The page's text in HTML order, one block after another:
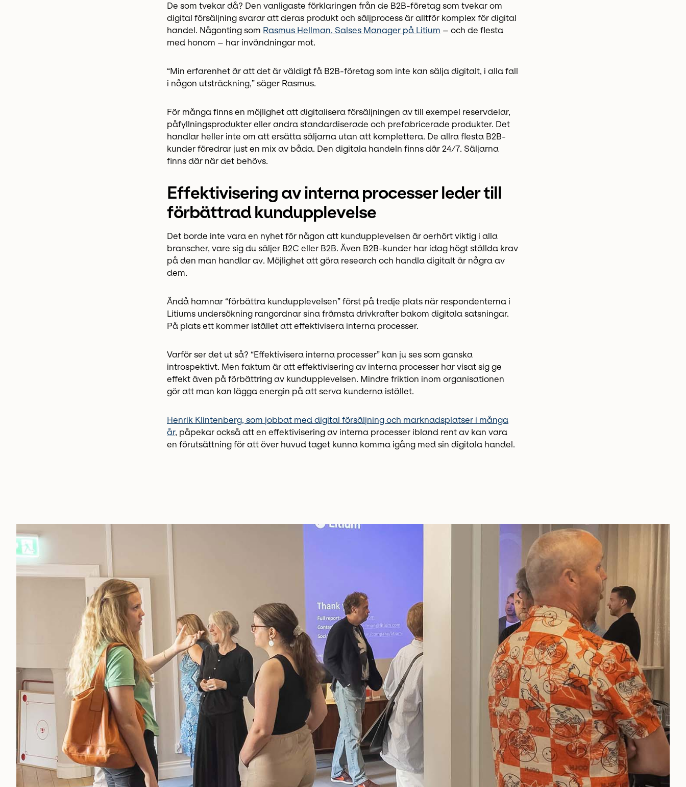
De som tvekar då? Den vanligaste förklaringen från de B2B-företag som tvekar om
digital försäljning svarar att deras produkt och säljprocess är alltför komplex för digital
handel. Någonting som Rasmus Hellman, Salses Manager på Litium – och de flesta
med honom – har invändningar mot.
“Min erfarenhet är att det är väldigt få B2B-företag som inte kan sälja digitalt, i alla fall
i någon utsträckning,” säger Rasmus.
För många finns en möjlighet att digitalisera försäljningen av till exempel reservdelar,
påfyllningsprodukter eller andra standardiserade och prefabricerade produkter. Det
handlar heller inte om att ersätta säljarna utan att komplettera. De allra flesta B2B-
kunder föredrar just en mix av båda. Den digitala handeln finns där 24/7. Säljarna
finns där när det behövs.
Effektivisering av interna processer leder till
förbättrad kundupplevelse
Det borde inte vara en nyhet för någon att kundupplevelsen är oerhört viktig i alla
branscher, vare sig du säljer B2C eller B2B. Även B2B-kunder har idag högt ställda krav
på den man handlar av. Möjlighet att göra research och handla digitalt är några av
dem.
Ändå hamnar “förbättra kundupplevelsen” först på tredje plats när respondenterna i
Litiums undersökning rangordnar sina främsta drivkrafter bakom digitala satsningar.
På plats ett kommer istället att effektivisera interna processer.
Varför ser det ut så? “Effektivisera interna processer” kan ju ses som ganska
introspektivt. Men faktum är att effektivisering av interna processer har visat sig ge
effekt även på förbättring av kundupplevelsen. Mindre friktion inom organisationen
gör att man kan lägga energin på att serva kunderna istället.
Henrik Klintenberg, som jobbat med digital försäljning och marknadsplatser i många
år, påpekar också att en effektivisering av interna processer ibland rent av kan vara
en förutsättning för att över huvud taget kunna komma igång med sin digitala handel.